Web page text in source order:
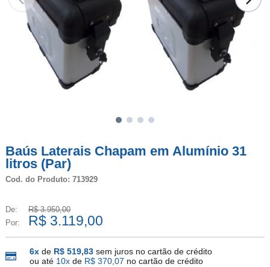
Baús Laterais Chapam em Alumínio 31
litros (Par)
Cod. do Produto: 713929
De:
R$ 3.950,00
Por:
R$ 3.119,00
6xde R$ 519,83 sem juros no cartão de crédito
ou até 10xde R$ 370,07 no cartão de crédito